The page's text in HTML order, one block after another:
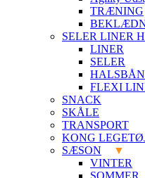
TRÆNING
SELER LINER
LINER
SELER
FLEXI
SNACK
SKÅLE
TRANSPORT
KONG
SÆSON
VINTER
SOMMER